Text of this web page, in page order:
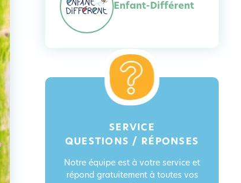
Enfant-Différent
SERVICE
QUESTIONS / RÉPONSES
Notre équipe est à votre service et
répond gratuitement à toutes vos